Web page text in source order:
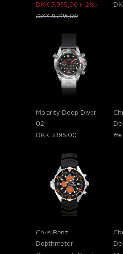
DKK 7.995,00 (-2%)
DKK 8.225,00
Molarity Deep Diver
02
DKK 3.195,00
fra
Chris Benz
Depthmeter